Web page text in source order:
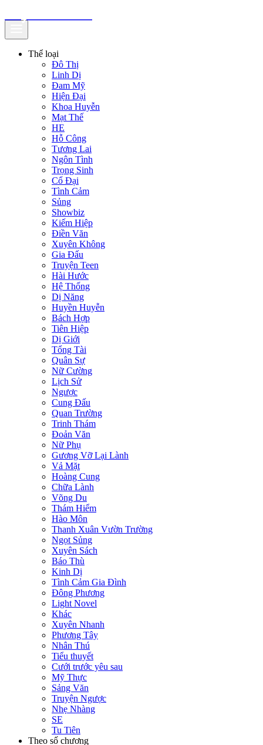
Thể loại
Đô Thị
Linh Dị
Đam Mỹ
Hiện Đại
Khoa Huyễn
Mạt Thế
HE
Hỗ Công
Tương Lai
Ngôn Tình
Trọng Sinh
Cổ Đại
Tình Cảm
Sủng
Showbiz
Kiếm Hiệp
Điền Văn
Xuyên Không
Gia Đấu
Truyện Teen
Hài Hước
Hệ Thống
Dị Năng
Huyền Huyễn
Bách Hợp
Tiên Hiệp
Dị Giới
Tổng Tài
Quân Sự
Nữ Cường
Lịch Sử
Ngược
Cung Đấu
Quan Trường
Trinh Thám
Đoản Văn
Nữ Phụ
Gương Vỡ Lại Lành
Vả Mặt
Hoàng Cung
Chữa Lành
Võng Du
Thám Hiểm
Hào Môn
Thanh Xuân Vườn Trường
Ngọt Sủng
Xuyên Sách
Báo Thù
Kinh Dị
Tình Cảm Gia Đình
Đông Phương
Light Novel
Khác
Xuyên Nhanh
Phương Tây
Nhân Thú
Tiểu thuyết
Cưới trước yêu sau
Mỹ Thực
Sảng Văn
Truyện Ngược
Nhẹ Nhàng
SE
Tu Tiên
Theo số chương